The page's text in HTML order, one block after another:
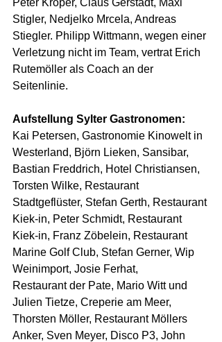
Stigler, Nedjelko Mrcela, Andreas
Stiegler. Philipp Wittmann, wegen einer
Verletzung nicht im Team, vertrat Erich
Rutemöller als Coach an der
Seitenlinie.
Aufstellung Sylter Gastronomen:
Kai Petersen, Gastronomie Kinowelt in
Westerland, Björn Lieken, Sansibar,
Bastian Freddrich, Hotel Christiansen,
Torsten Wilke, Restaurant
Stadtgeflüster, Stefan Gerth, Restaurant
Kiek-in, Peter Schmidt, Restaurant
Kiek-in, Franz Zöbelein, Restaurant
Marine Golf Club, Stefan Gerner, Wip
Weinimport, Josie Ferhat,
Restaurant der Pate, Mario Witt und
Julien Tietze, Creperie am Meer,
Thorsten Möller, Restaurant Möllers
Anker, Sven Meyer, Disco P3, John